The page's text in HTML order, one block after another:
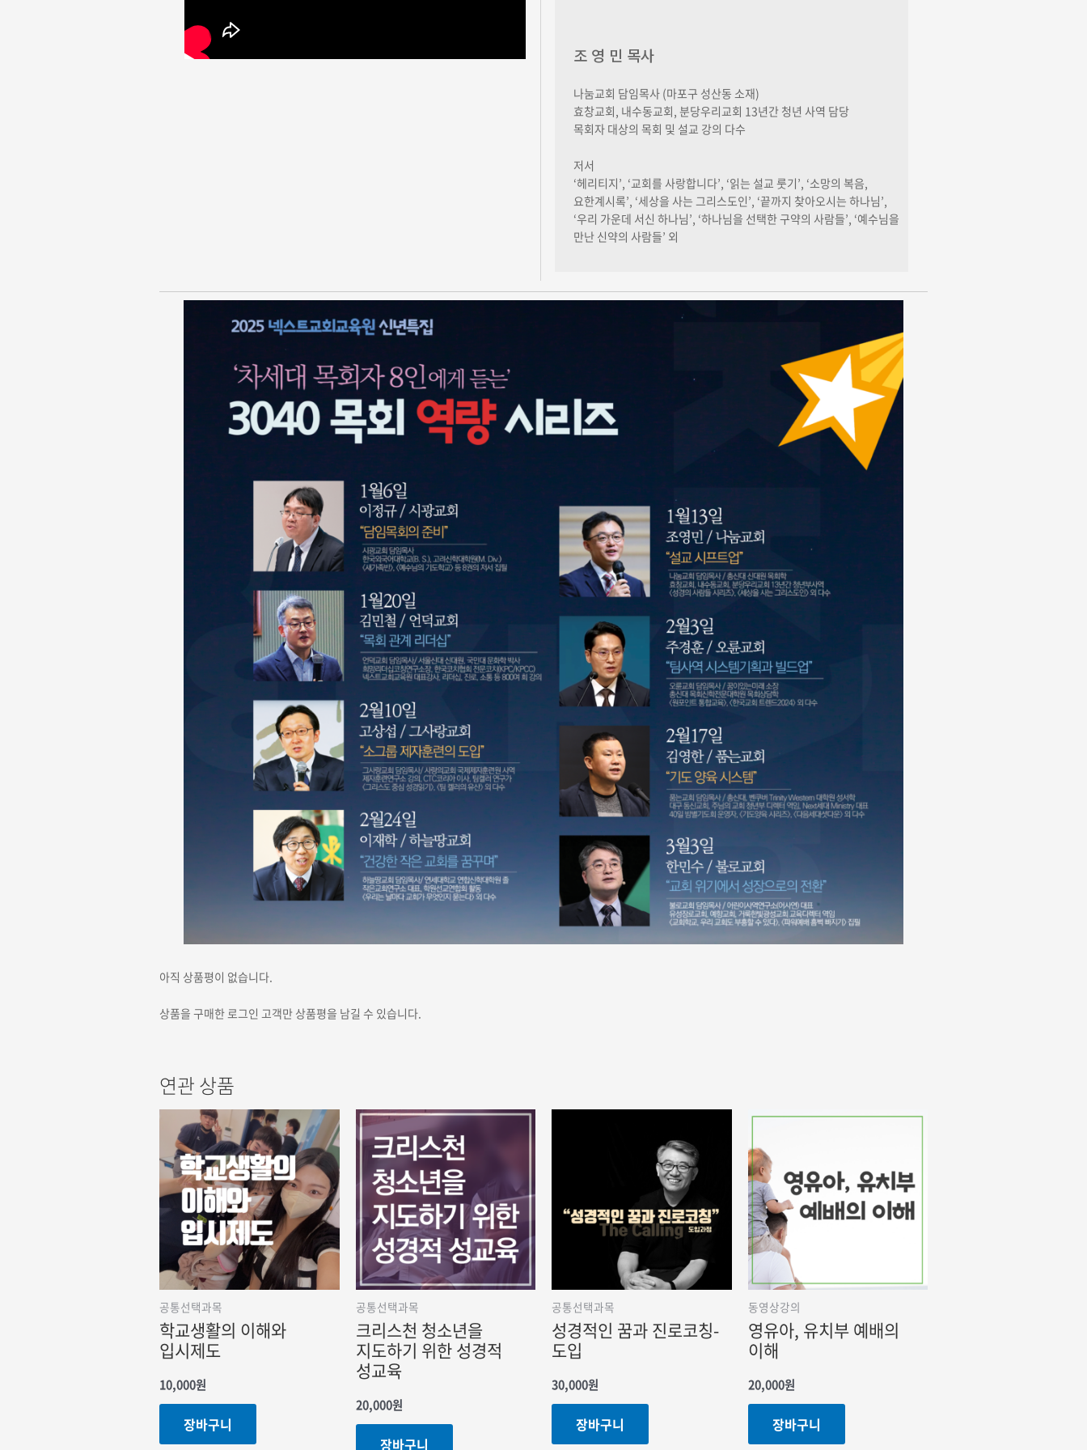
조 영 민 목사
나눔교회 담임목사 (마포구 성산동 소재)
효창교회, 내수동교회, 분당우리교회 13년간 청년 사역 담당
목회자 대상의 목회 및 설교 강의 다수
저서
‘헤리티지’, ‘교회를 사랑합니다’, ‘읽는 설교 룻기’, ‘소망의 복음,
요한계시록’, ‘세상을 사는 그리스도인’, ‘끝까지 찾아오시는 하나님’,
‘우리 가운데 서신 하나님’, ‘하나님을 선택한 구약의 사람들’, ‘예수님을
만난 신약의 사람들’ 외
아직 상품평이 없습니다.
상품을 구매한 로그인 고객만 상품평을 남길 수 있습니다.
연관 상품
공통선택과목
학교생활의 이해와
입시제도
10,000원
장바구니
공통선택과목
크리스천 청소년을
지도하기 위한 성경적
성교육
20,000원
장바구니
공통선택과목
성경적인 꿈과 진로코칭-
도입
30,000원
장바구니
동영상강의
영유아, 유치부 예배의
이해
20,000원
장바구니